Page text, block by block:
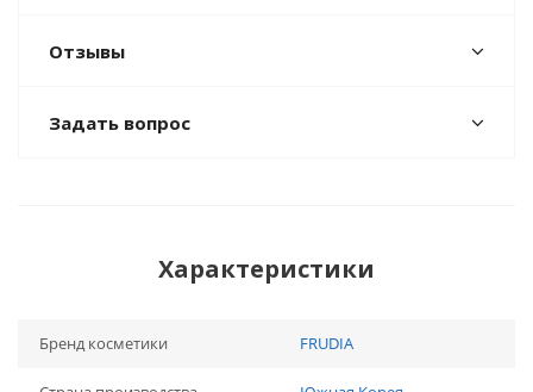
Отзывы
Задать вопрос
Характеристики
Бренд косметики FRUDIA